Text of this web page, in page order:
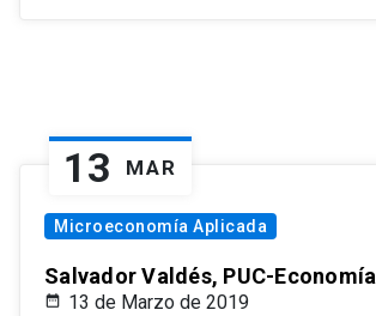
13 MAR
Microeconomía Aplicada
Salvador Valdés, PUC-Economía
13 de Marzo de 2019